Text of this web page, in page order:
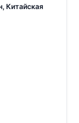
Китайская